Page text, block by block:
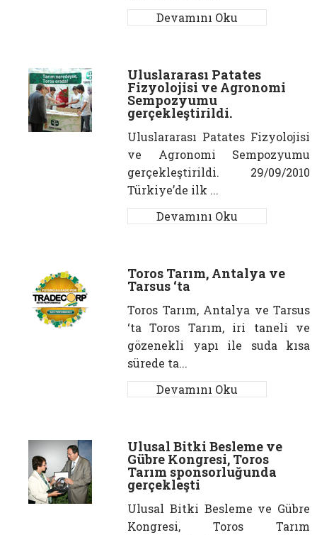
Devamını Oku
Uluslararası Patates
Fizyolojisi ve Agronomi
Sempozyumu
gerçekleştirildi.
Uluslararası Patates Fizyolojisi
ve Agronomi Sempozyumu
gerçekleştirildi. 29/09/2010
Türkiye’de ilk ...
Devamını Oku
Toros Tarım, Antalya ve
Tarsus ‘ta
Toros Tarım, Antalya ve Tarsus
‘ta Toros Tarım, iri taneli ve
gözenekli yapı ile suda kısa
sürede ta...
Devamını Oku
Ulusal Bitki Besleme ve
Gübre Kongresi, Toros
Tarım sponsorluğunda
gerçekleşti
Ulusal Bitki Besleme ve Gübre
Kongresi, Toros Tarım